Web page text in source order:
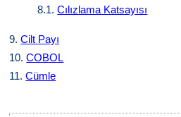
8.1.Cılızlama Katsayısı
9.Cilt Payı
10.COBOL
11.Cümle